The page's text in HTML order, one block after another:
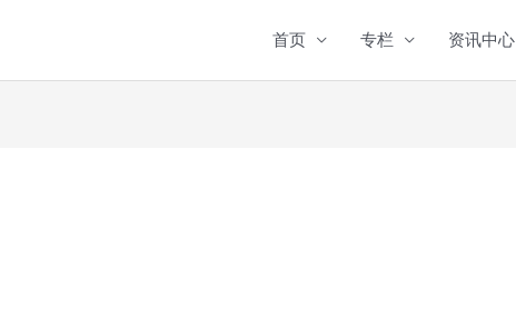
首页 专栏 资讯中心